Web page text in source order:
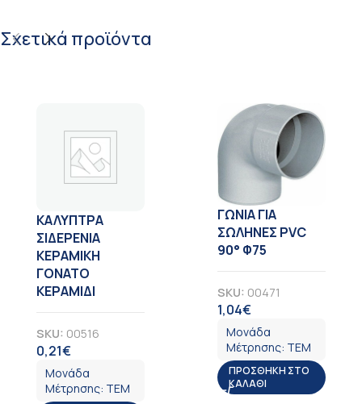
Σχετικά προϊόντα
ΚΑΛΥΠΤΡΑ
ΣΙΔΕΡΕΝΙΑ
ΚΕΡΑΜΙΚΗ
ΓΟΝΑΤΟ
ΚΕΡΑΜΙΔΙ
SKU: 00516
0,21€
Μονάδα
Μέτρησης: ΤΕΜ
ΓΩΝΙΑ ΓΙΑ
ΣΩΛΗΝΕΣ PVC
90° Φ75
SKU: 00471
1,04€
Μονάδα
Μέτρησης: ΤΕΜ
ΠΡΟΣΘΉΚΗ ΣΤΟ
ΚΑΛΆΘΙ